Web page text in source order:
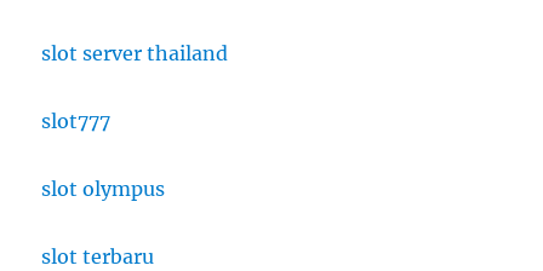
slot server thailand
slot777
slot olympus
slot terbaru